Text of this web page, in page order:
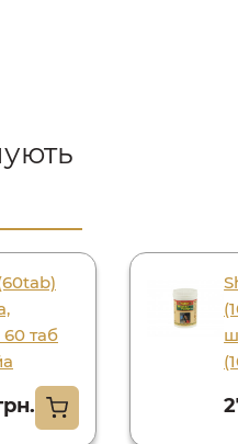
60 таб